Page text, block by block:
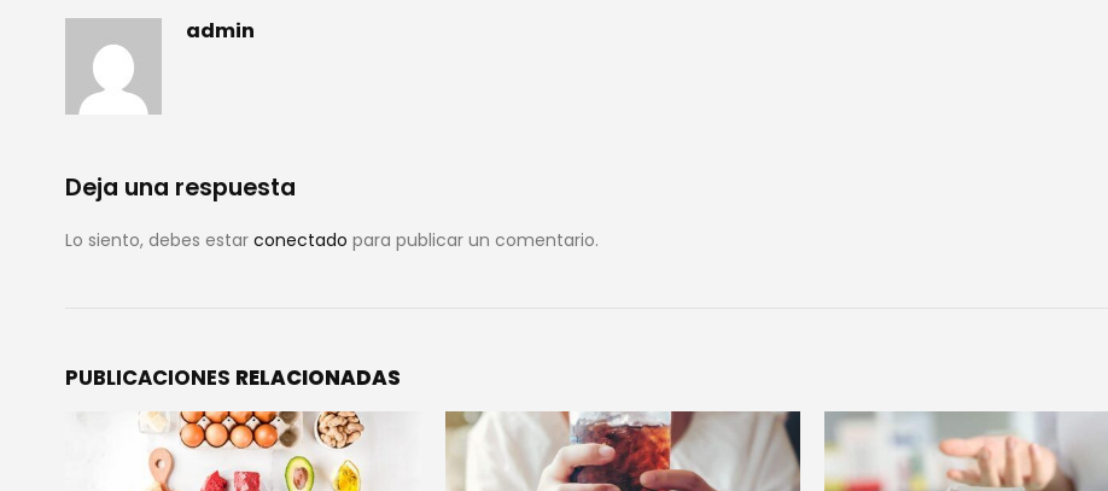
admin
Deja una respuesta
Lo siento, debes estar conectado para publicar un comentario.
PUBLICACIONES RELACIONADAS